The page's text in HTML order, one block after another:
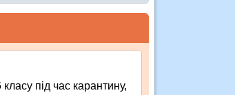
під час карантину,